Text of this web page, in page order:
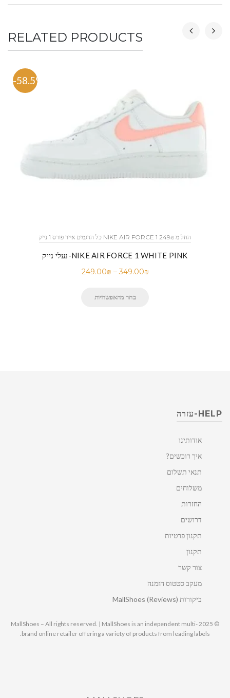
RELATED PRODUCTS
-58.5%
כל הדגמים אייר פורס 1 נייק NIKE AIR FORCE 1 החל מ 249₪
נעלי נייק-NIKE AIR FORCE 1 WHITE PINK
249.00₪ – 349.00₪
בחר מהאפשרויות
HELP-עזרה
אודותינו
איך רוכשים?
תנאי תשלום
משלוחים
החזרות
דרושים
תקנון פרטיות
תקנון
צור קשר
מעקב סטטוס הזמנה
ביקורות MallShoes (Reviews)
© 2025 MallShoes – All rights reserved. | MallShoes is an independent multi-
brand online retailer offering a variety of products from leading labels.